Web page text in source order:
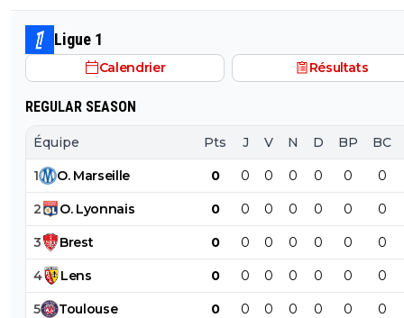
Twitter/X Obama, Musk et tout un tas de prix Nobel
énormément les emojis... Encore des teubés c'est ça?
de Raymonde va, encore une fois bâchée 😂🤣🤣
de départs, si ça peut nous permettre de repartir
je dis ouiLigue 1
Calendrier Résultats
REGULAR SEASON
Équipe Pts J V N D BP BC
1 O. Marseille 0 0 0 0 0 0 0
2 O. Lyonnais 0 0 0 0 0 0 0
3 Brest 0 0 0 0 0 0 0
4 Lens 0 0 0 0 0 0 0
5 Toulouse 0 0 0 0 0 0 0